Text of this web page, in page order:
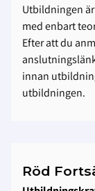
Utbildningen
med enbart
Efter att du
innan
utbildningen.
Röd